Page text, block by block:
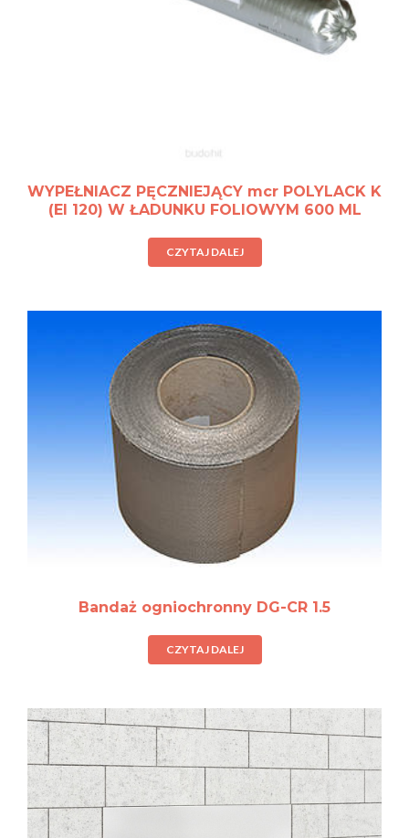
WYPEŁNIACZ PĘCZNIEJĄCY mcr POLYLACK K
(EI 120) W ŁADUNKU FOLIOWYM 600 ML
CZYTAJ DALEJ
Bandaż ogniochronny DG-CR 1.5
CZYTAJ DALEJ